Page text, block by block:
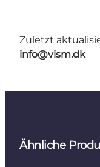
Zuletzt
info@vism.dk
Ähnliche